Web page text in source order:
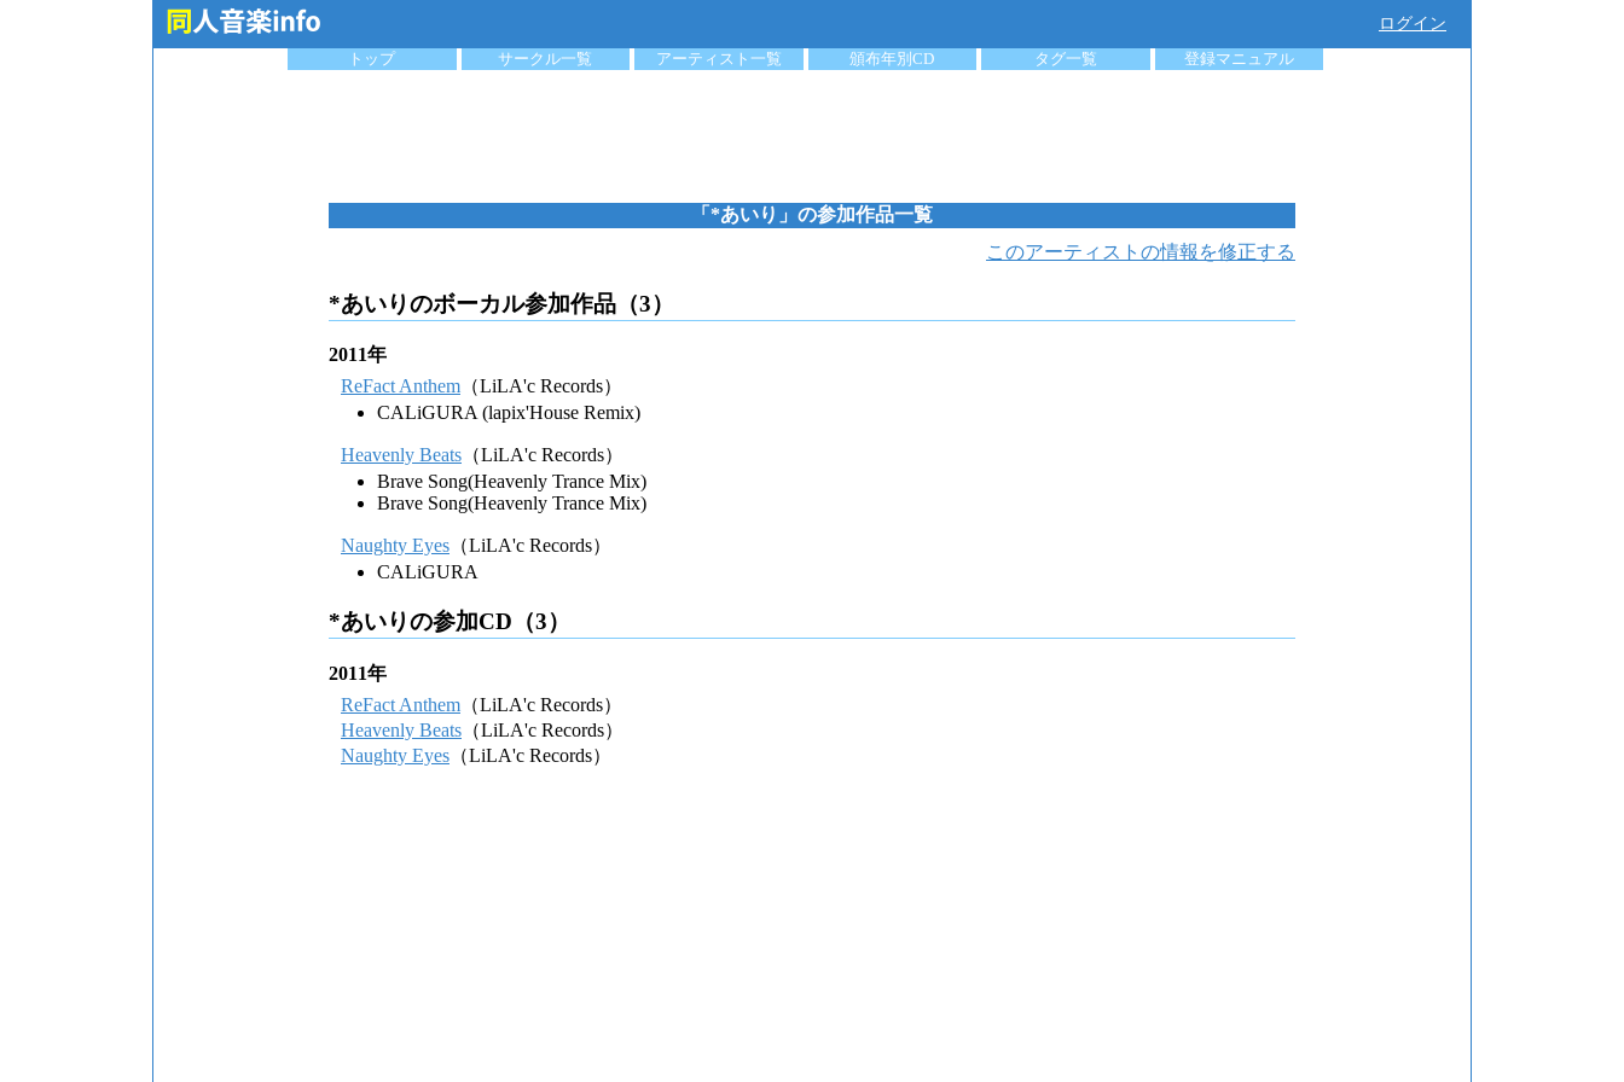
ログイン
トップ
サークル一覧 アーティスト一覧 頒布年別CD タグ一覧 登録マニュアル
「*あいり」の参加作品一覧
このアーティストの情報を修正する
*あいりのボーカル参加作品（3）
2011年
ReFact Anthem （LiLA'c Records）
CALiGURA (lapix'House Remix)
Heavenly Beats （LiLA'c Records）
Brave Song(Heavenly Trance Mix)
Brave Song(Heavenly Trance Mix)
Naughty Eyes （LiLA'c Records）
CALiGURA
*あいりの参加CD（3）
2011年
ReFact Anthem （LiLA'c Records）
Heavenly Beats （LiLA'c Records）
Naughty Eyes （LiLA'c Records）